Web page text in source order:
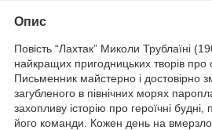
Опис
Повість “Лахтак” Миколи Трублаїні
найкращих пригодницьких творів про
Письменник майстерно і достовірно
загубленого в північних морях
захопливу історію про героїчні
його команди. Кожен день на